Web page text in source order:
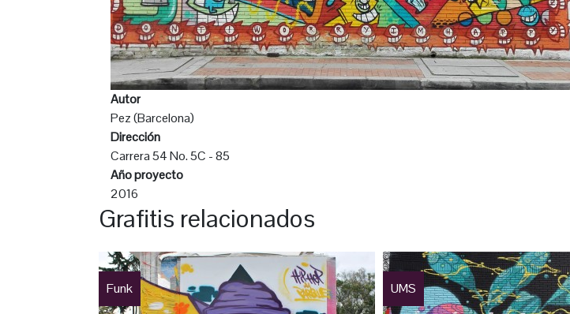
Autor
Pez (Barcelona)
Dirección
Carrera 54 No. 5C - 85
Año proyecto
2016
Grafitis relacionados
Funk UMS